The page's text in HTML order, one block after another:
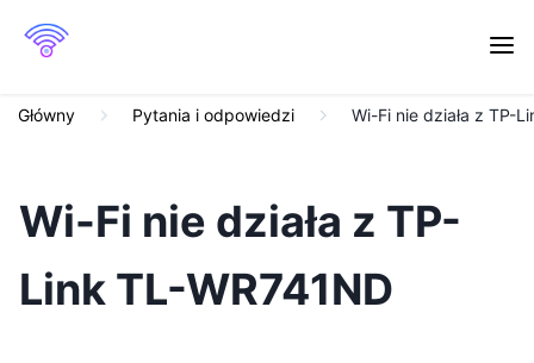
Główny Pytania i odpowiedzi Wi-Fi nie działa z TP-
Wi-Fi nie działa z TP-
Link TL-WR741ND